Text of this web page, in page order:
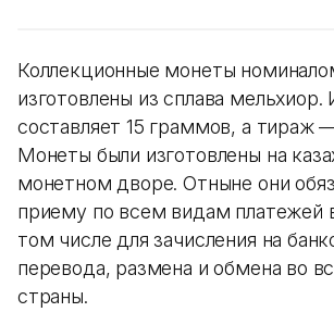
Коллекционные монеты
изготовлены из сплава мельхиор.
составляет 15 граммов, а тираж
Монеты были изготовлены на
монетном дворе. Отныне они
приему по всем видам платежей
том числе для зачисления на
перевода, размена и обмена во
страны.